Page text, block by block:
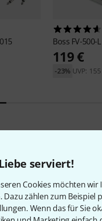
serviert!
Cookies möchten
Dazu zählen zum Beispiel
Wenn das für Sie
Boss FV-500-L
119 €
UVP:
-23%
39